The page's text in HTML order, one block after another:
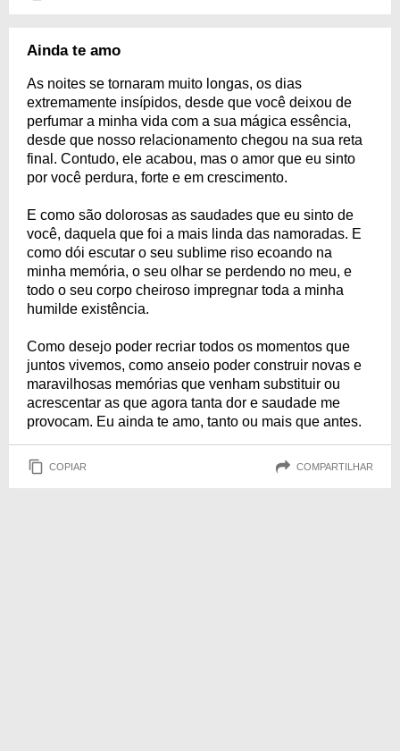
Ainda te amo
As noites se tornaram muito longas, os dias
extremamente insípidos, desde que você deixou de
perfumar a minha vida com a sua mágica essência,
desde que nosso relacionamento chegou na sua reta
final. Contudo, ele acabou, mas o amor que eu sinto
por você perdura, forte e em crescimento.
E como são dolorosas as saudades que eu sinto de
você, daquela que foi a mais linda das namoradas. E
como dói escutar o seu sublime riso ecoando na
minha memória, o seu olhar se perdendo no meu, e
todo o seu corpo cheiroso impregnar toda a minha
humilde existência.
Como desejo poder recriar todos os momentos que
juntos vivemos, como anseio poder construir novas e
maravilhosas memórias que venham substituir ou
acrescentar as que agora tanta dor e saudade me
provocam. Eu ainda te amo, tanto ou mais que antes.
COPIAR COMPARTILHAR